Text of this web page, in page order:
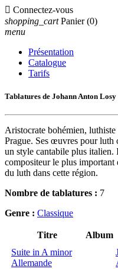
 Connectez-vous
shopping_cart Panier (0)
menu
Présentation
Catalogue
Tarifs
Tablatures de Johann Anton Losy
Aristocrate bohémien,
Prague. Ses œuvres pour luth
un style cantabile plus
compositeur le plus important
du luth dans cette région.
Nombre de tablatures : 7
Genre : Classique
Titre Album
Suite in A minor
Allemande